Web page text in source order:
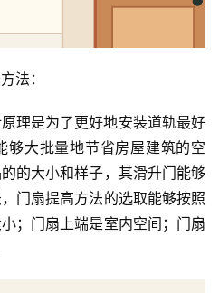
法：
是为了更好地安装道轨最好
够大批量地节省房屋建筑的空
的大小和样子，其滑升门能够
门扇提高方法的选取能够按照
；门扇上端是室内空间；门扇